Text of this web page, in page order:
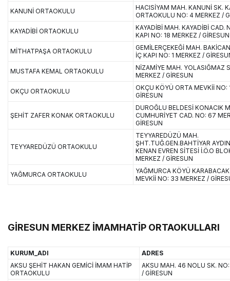
KANUNİ ORTAOKULU
HACISİYAM MAH. KANUNİ SK.
ORTAOKULU NO: 4 MERKEZ /
KAYADİBİ ORTAOKULU
KAYADİBİ MAH. KAYADİBİ CAD.
KAPI NO: 18 MERKEZ / GİRESUN
MİTHATPAŞA ORTAOKULU
GEMİLERÇEKEĞİ MAH.
İÇ KAPI NO: 1 MERKEZ /
MUSTAFA KEMAL ORTAOKULU
NİZAMİYE MAH. YOLASIĞMAZ
MERKEZ / GİRESUN
OKÇU ORTAOKULU
OKÇU KÖYÜ ORTA MEVKİİ NO:
GİRESUN
ŞEHİT ZAFER KONAK ORTAOKULU
DUROĞLU BELDESİ KONACIK
CUMHURİYET CAD. NO: 67
GİRESUN
TEYYAREDÜZÜ ORTAOKULU
TEYYAREDÜZÜ MAH.
ŞHT.TUĞ.GEN.BAHTİYAR
KENAN EVREN SİTESİ İ.Ö.O
MERKEZ / GİRESUN
YAĞMURCA ORTAOKULU
YAĞMURCA KÖYÜ
MEVKİİ NO: 33 MERKEZ /
GİRESUN MERKEZ İMAMHATİP ORTAOKULLARI
KURUM_ADI
ADRES
AKSU ŞEHİT HAKAN GEMİCİ İMAM HATİP
ORTAOKULU
AKSU MAH. 46 NOLU SK.
/ GİRESUN